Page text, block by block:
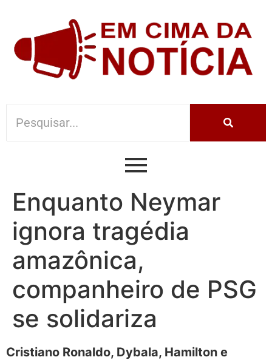
Enquanto Neymar
ignora tragédia
amazônica,
companheiro de PSG
se solidariza
Cristiano Ronaldo, Dybala, Hamilton e